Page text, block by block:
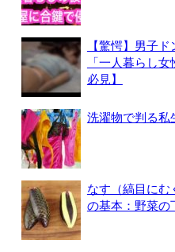
【驚愕】男子
「一人暮らし
必見】
洗濯物で判る私
なす（縞目に
の基本：野菜の